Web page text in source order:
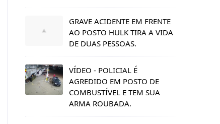
GRAVE ACIDENTE EM FRENTE
AO POSTO HULK TIRA A VIDA
DE DUAS PESSOAS.
VÍDEO - POLICIAL É
AGREDIDO EM POSTO DE
COMBUSTÍVEL E TEM SUA
ARMA ROUBADA.